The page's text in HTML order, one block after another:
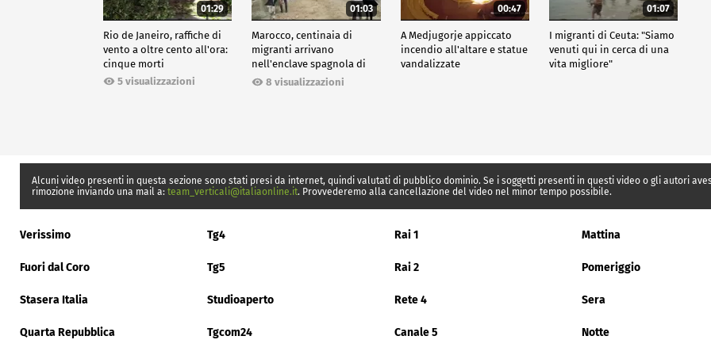
01:29
Rio de Janeiro, raffiche di
vento a oltre cento all'ora:
cinque morti
5 visualizzazioni
01:03
Marocco, centinaia di
migranti arrivano
nell'enclave spagnola di
Ceuta8 visualizzazioni
00:47
A Medjugorje appiccato
incendio all'altare e statue
vandalizzate
01:07
I migranti di Ceuta: "Siamo
venuti qui in cerca di una
vita migliore"
Alcuni video presenti in questa sezione sono stati presi da internet, quindi valutati di pubblico dominio. Se i soggetti presenti in questi video o gli autori
rimozione inviando una mail a: team_verticali@italiaonline.it. Provvederemo alla cancellazione del video nel minor tempo possibile.
Verissimo Tg4 Rai 1 Mattina
Fuori dal Coro Tg5 Rai 2 Pomeriggio
Stasera Italia Studioaperto Rete 4 Sera
Quarta Repubblica Tgcom24 Canale 5 Notte